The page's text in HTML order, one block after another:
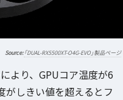
「DUAL-RX5500XT-O4G-EVO」製品ページ
より、GPUコア温度が6
しきい値を超えるとフ